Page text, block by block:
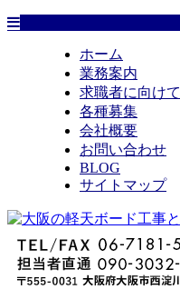
ホーム
業務案内
求職者に向けて
各種募集
会社概要
お問い合わせ
BLOG
サイトマップ